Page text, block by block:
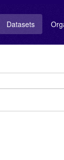
Datasets